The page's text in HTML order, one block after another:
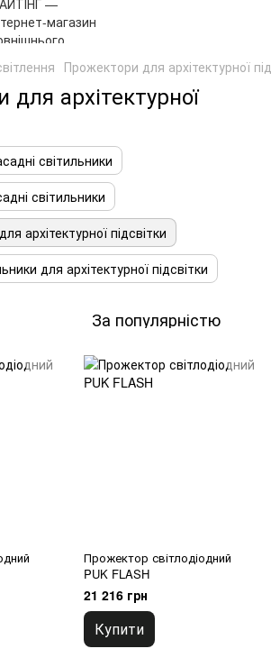
Прожектори для архітектурної
архітектурної
світильники
світильники
архітектурної підсвітки
для архітектурної підсвітки
За популярністю
Прожектор світлодіодний
PUK FLASH
21 216 грн
Купити